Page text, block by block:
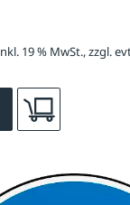
19 % MwSt., zzgl.